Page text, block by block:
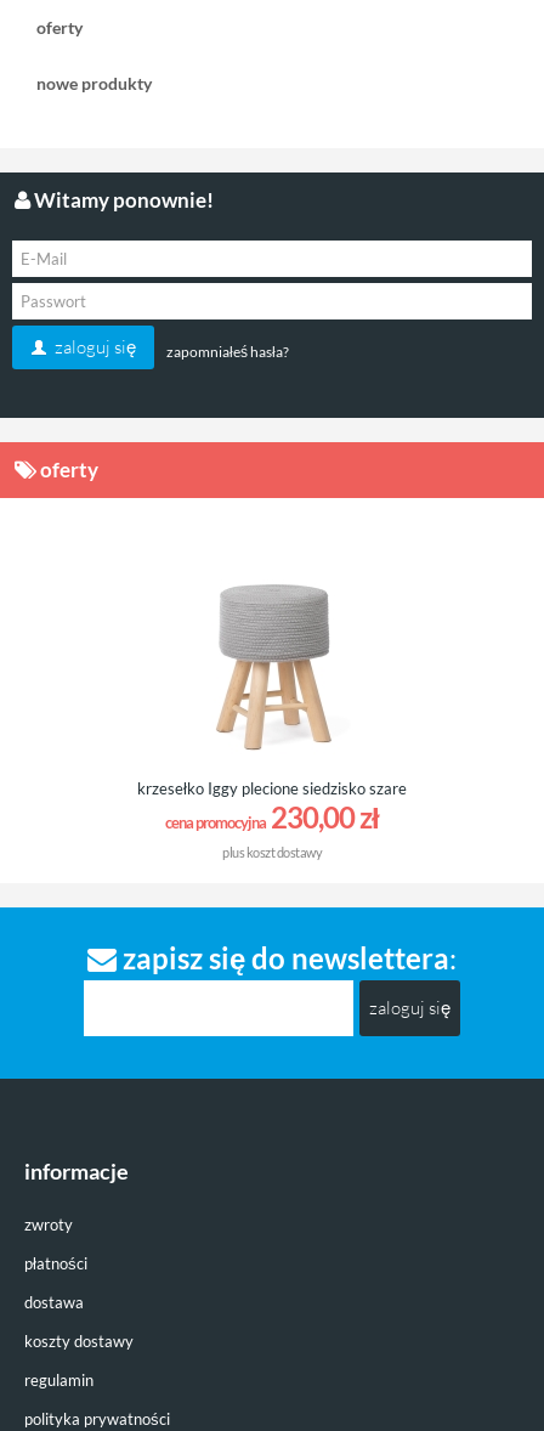
oferty
nowe produkty
Witamy ponownie!
zaloguj się zapomniałeś hasła?
oferty
krzesełko Iggy plecione siedzisko szare
cena promocyjna 230,00 zł
plus koszt dostawy
zapisz się do newslettera
zaloguj się
informacje
zwroty
płatności
dostawa
koszty dostawy
regulamin
polityka prywatności